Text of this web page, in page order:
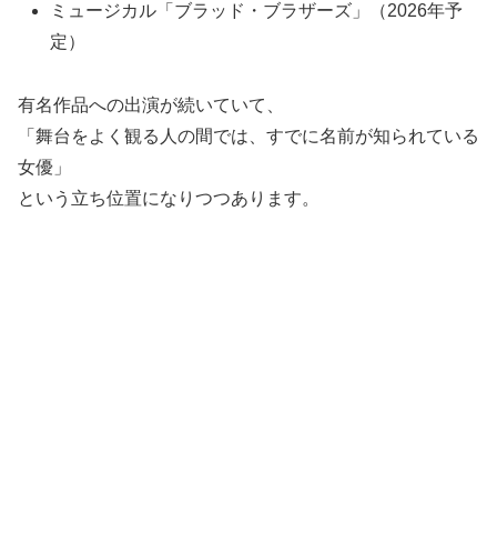
ミュージカル「ブラッド・ブラザーズ」（2026年予
定）
有名作品への出演が続いていて、
「舞台をよく観る人の間では、すでに名前が知られている
女優」
という立ち位置になりつつあります。